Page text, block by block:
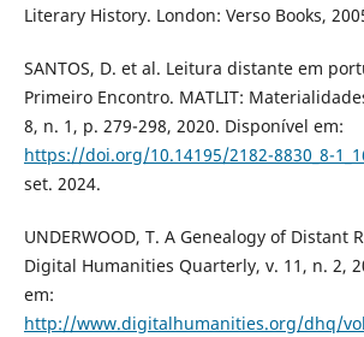
Literary History. London: Verso Books,
SANTOS, D. et al. Leitura distante em
Primeiro Encontro. MATLIT:
8, n. 1, p. 279-298, 2020. Disponível em:
https://doi.org/10.14195/2182-8830_8-
set. 2024.
UNDERWOOD, T. A Genealogy of Distant
Digital Humanities Quarterly, v. 11, n. 2,
em:
http://www.digitalhumanities.org/dhq/